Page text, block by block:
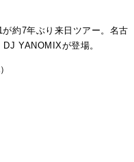
約7年ぶり来日ツアー。名古
YANOMIXが登場。